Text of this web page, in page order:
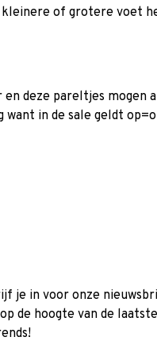
of grotere voet
deze pareltjes mogen
in de sale geldt
je in voor onze
de hoogte van de